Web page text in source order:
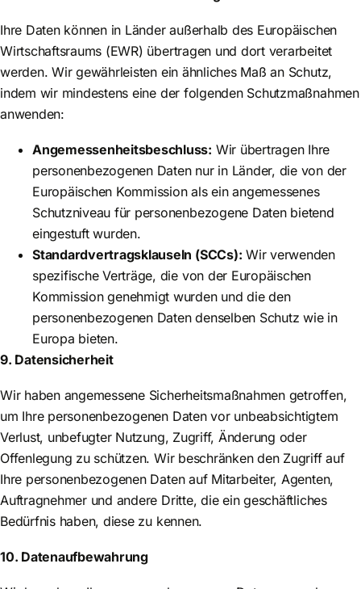
Ihre Daten können in Länder außerhalb des Europäischen
Wirtschaftsraums (EWR) übertragen und dort verarbeitet
werden. Wir gewährleisten ein ähnliches Maß an Schutz,
indem wir mindestens eine der folgenden Schutzmaßnahmen
anwenden:
Angemessenheitsbeschluss: Wir übertragen Ihre
personenbezogenen Daten nur in Länder, die von der
Europäischen Kommission als ein angemessenes
Schutzniveau für personenbezogene Daten bietend
eingestuft wurden.
Standardvertragsklauseln (SCCs): Wir verwenden
spezifische Verträge, die von der Europäischen
Kommission genehmigt wurden und die den
personenbezogenen Daten denselben Schutz wie in
Europa bieten.
9. Datensicherheit
Wir haben angemessene Sicherheitsmaßnahmen getroffen,
um Ihre personenbezogenen Daten vor unbeabsichtigtem
Verlust, unbefugter Nutzung, Zugriff, Änderung oder
Offenlegung zu schützen. Wir beschränken den Zugriff auf
Ihre personenbezogenen Daten auf Mitarbeiter, Agenten,
Auftragnehmer und andere Dritte, die ein geschäftliches
Bedürfnis haben, diese zu kennen.
10. Datenaufbewahrung